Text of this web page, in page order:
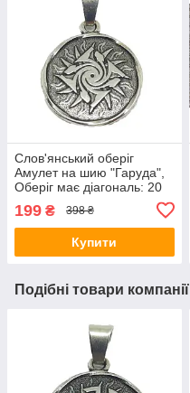
Слов'янський оберіг
Амулет на шию "Гаруда",
Оберіг має діагональ: 20
мм, метал, оберіг Гаруда
199 ₴ 398 ₴
Купити
Подібні товари компанії